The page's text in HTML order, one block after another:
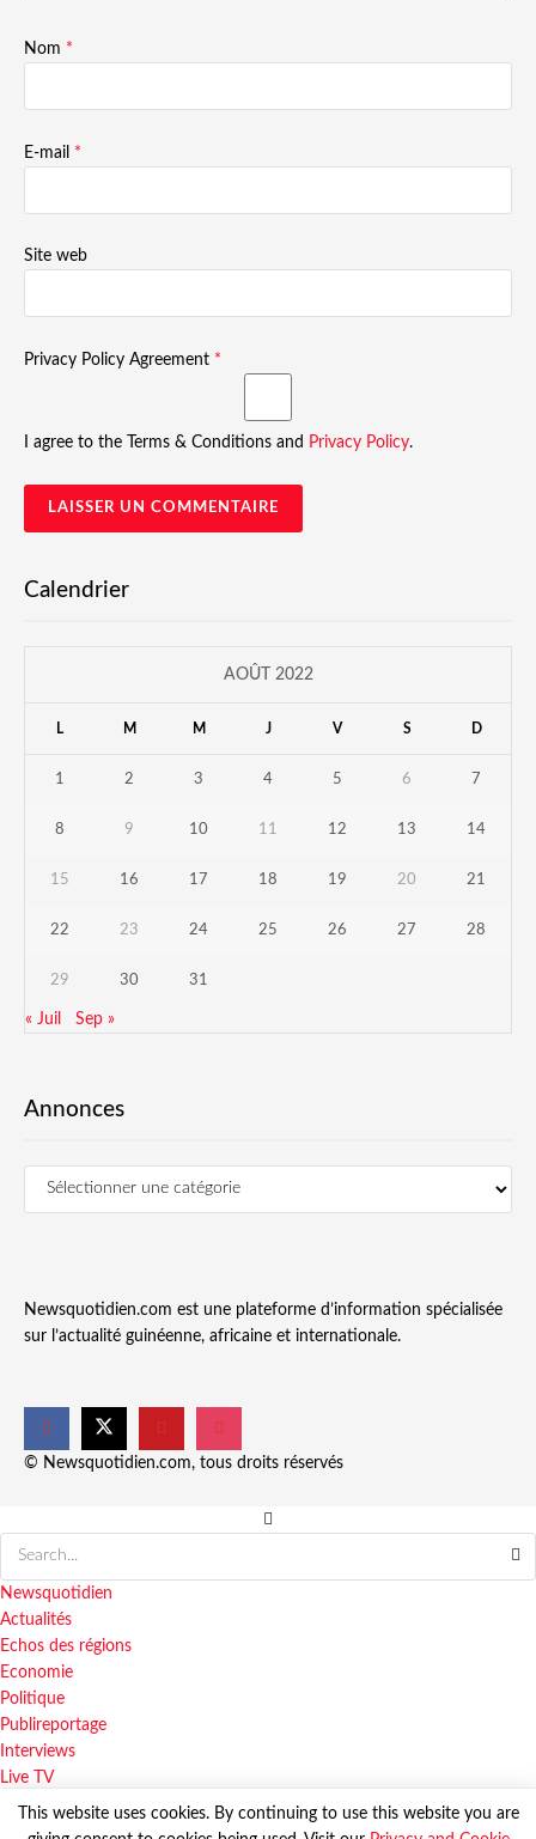
Nom *
E-mail *
Site web
Privacy Policy Agreement *
I agree to the Terms & Conditions and Privacy Policy.
Calendrier
AOÛT 2022
L M M J V S D
1 2 3 4 5 6 7
8 9 10 11 12 13 14
15 16 17 18 19 20 21
22 23 24 25 26 27 28
29 30 31
« Juil Sep »
Annonces
Newsquotidien.com est une plateforme d’information spécialisée
sur l’actualité guinéenne, africaine et internationale.
© Newsquotidien.com, tous droits réservés
Newsquotidien
Actualités
Echos des régions
Economie
Politique
Publireportage
Interviews
Live TV
This website uses cookies. By continuing to use this website you are